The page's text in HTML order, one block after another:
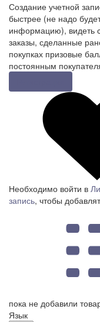
Создание учетной
быстрее (не надо
информацию), видеть
заказы, сделанные
покупках призовые
постоянным
Необходимо войти в
запись, чтобы
пока не добавили
Язык